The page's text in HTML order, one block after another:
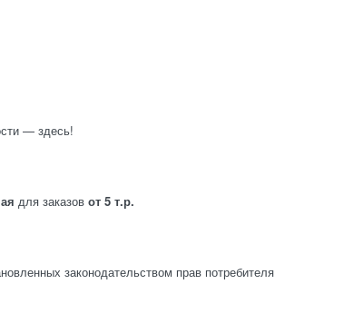
— здесь!
для заказов от 5 т.р.
законодательством прав потребителя